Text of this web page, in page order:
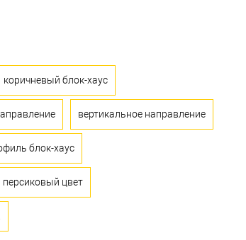
коричневый блок-хаус
вертикальное направление
блок-хаус
персиковый цвет